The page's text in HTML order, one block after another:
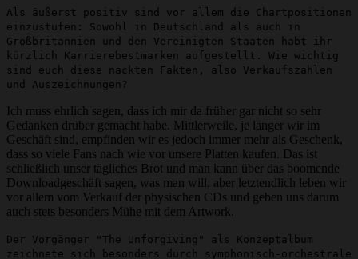
Als äußerst positiv sind vor allem die Chartpositionen
einzustufen: Sowohl in Deutschland als auch in
Großbritannien und den Vereinigten Staaten habt ihr
kürzlich Karrierebestmarken aufgestellt. Wie wichtig
sind euch diese nackten Fakten, also Verkaufszahlen
und Auszeichnungen?
Ich muss ehrlich sagen, dass ich mir da früher gar nicht so sehr
Gedanken drüber gemacht habe. Mittlerweile, je länger wir im
Geschäft sind, empfinden wir es jedoch immer mehr als Geschenk,
dass so viele Fans nach wie vor unsere Platten kaufen. Das ist
schließlich unser tägliches Brot und man kann über das boomende
Downloadgeschäft sagen, was man will, aber letztendlich leben wir
vor allem vom Verkauf der physischen CDs und geben uns darum
auch stets besonders Mühe mit dem Artwork.
Der Vorgänger "The Unforgiving" als Konzeptalbum
zeichnete sich besonders durch symphonisch-orchestrale